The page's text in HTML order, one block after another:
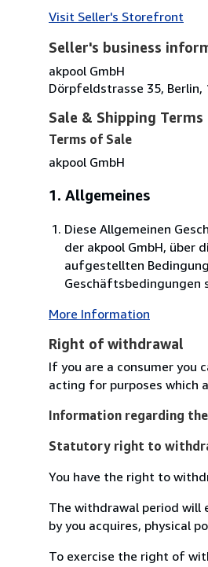
Visit Seller's Storefront
Seller's business
akpool GmbH
Dörpfeldstrasse 35, Berlin,
Sale & Shipping Terms
Terms of Sale
akpool GmbH
1. Allgemeines
Diese Allgemeinen
der akpool GmbH, über
aufgestellten
Geschäftsbedingungen
More Information
Right of withdrawal
If you are a consumer you
acting for purposes which
Information regarding
Statutory right to
You have the right to
The withdrawal period will
by you acquires, physical
To exercise the right of